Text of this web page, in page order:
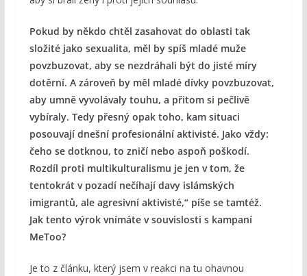
Pokud by někdo chtěl zasahovat do oblasti tak
složité jako sexualita, měl by spíš mladé muže
povzbuzovat, aby se nezdráhali být do jisté míry
dotěrní. A zároveň by měl mladé dívky povzbuzovat,
aby umně vyvolávaly touhu, a přitom si pečlivě
vybíraly. Tedy přesný opak toho, kam situaci
posouvají dnešní profesionální aktivisté. Jako vždy:
čeho se dotknou, to zničí nebo aspoň poškodí.
Rozdíl proti multikulturalismu je jen v tom, že
tentokrát v pozadí nečíhají davy islámských
imigrantů, ale agresivní aktivisté,“ píše se tamtéž.
Jak tento výrok vnímáte v souvislosti s kampaní
MeToo?
Je to z článku, který jsem v reakci na tu ohavnou